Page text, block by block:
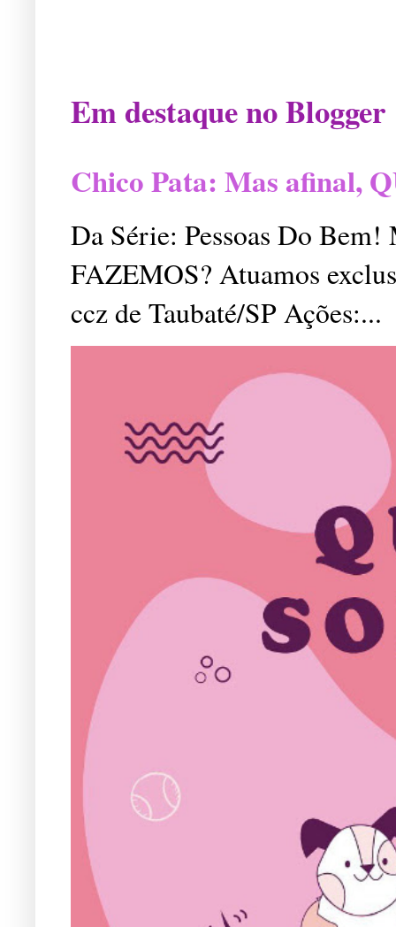
Em destaque no Blogger
Chico Pata: Mas afinal,
Da Série: Pessoas Do
FAZEMOS? Atuamos
ccz de Taubaté/SP Ações:...